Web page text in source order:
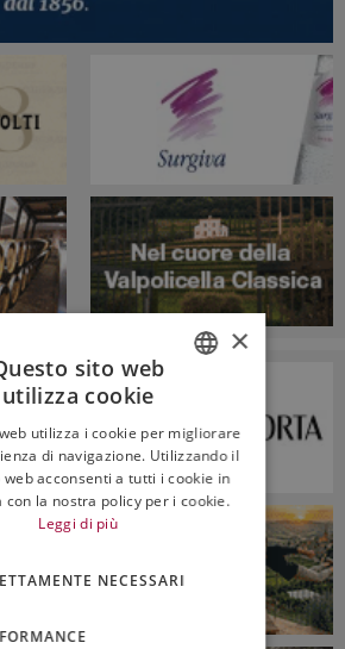
ENGLISH
×
sito web
utilizza cookie
utilizza i cookie per migliorare
di navigazione. Utilizzando il
acconsenti a tutti i cookie in
con la nostra policy per i cookie.
Leggi di più
NECESSARI